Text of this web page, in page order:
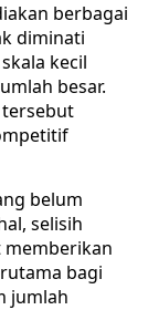
berbagai
diminati
kecil
besar.
belum
selisih
memberikan
bagi
jumlah